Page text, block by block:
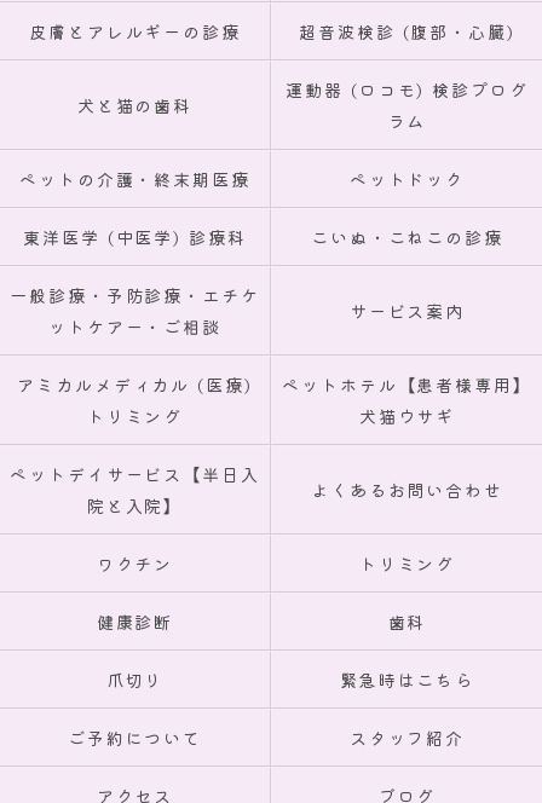
皮膚とアレルギーの診療 超音波検診 (腹部・心臓)
犬と猫の歯科
運動器 (ロコモ) 検診プログ
ラム
ペットの介護・終末期医療 ペットドック
東洋医学 (中医学) 診療科 こいぬ・こねこの診療
一般診療・予防診療・エチケ
ットケアー・ご相談
サービス案内
アミカルメディカル (医療)
トリミング
ペットホテル【患者様専用】
犬猫ウサギ
ペットデイサービス【半日入
院と入院】
よくあるお問い合わせ
ワクチン トリミング
健康診断 歯科
爪切り 緊急時はこちら
ご予約について スタッフ紹介
アクセス ブログ